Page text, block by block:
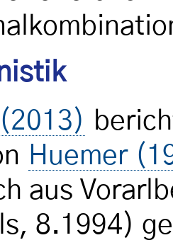
Huemer
aus
8.1994)